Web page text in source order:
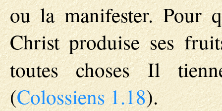
ou la manifester. Pour
Christ produise ses
toutes choses Il
(Colossiens 1.18).